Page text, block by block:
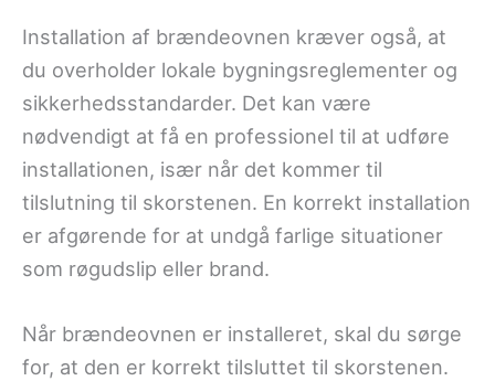
Installation af brændeovnen kræver også, at
du overholder lokale bygningsreglementer og
sikkerhedsstandarder. Det kan være
nødvendigt at få en professionel til at udføre
installationen, især når det kommer til
tilslutning til skorstenen. En korrekt installation
er afgørende for at undgå farlige situationer
som røgudslip eller brand.
Når brændeovnen er installeret, skal du sørge
for, at den er korrekt tilsluttet til skorstenen.